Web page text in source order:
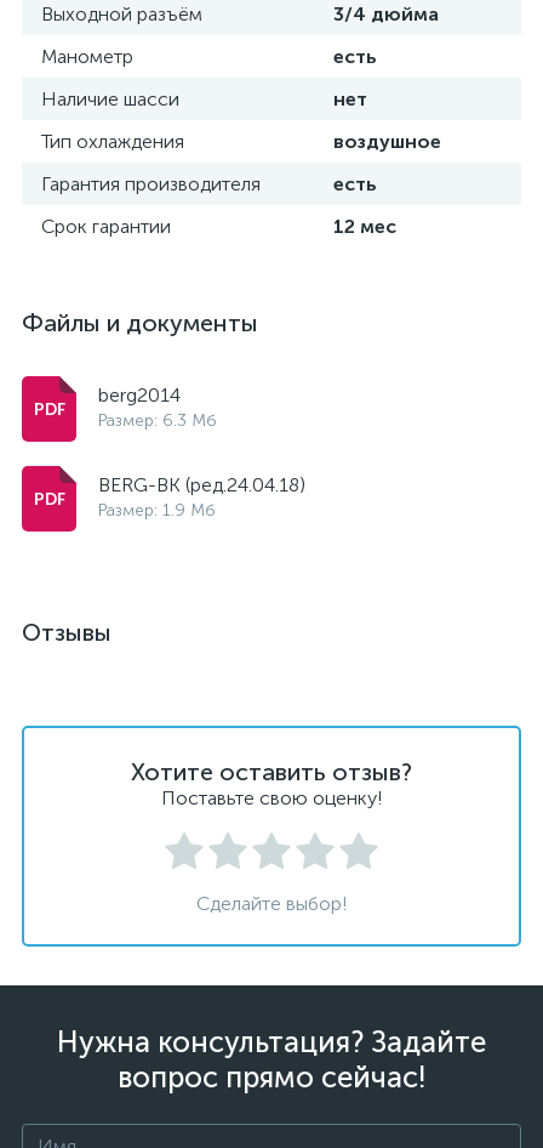
Выходной разъём
3/4 дюйма
Манометр
есть
Наличие шасси
нет
Тип охлаждения
воздушное
Гарантия производителя
есть
Срок гарантии
12 мес
Файлы и документы
berg2014
Размер: 6.3 Мб
BERG-ВК (ред.24.04.18)
Размер: 1.9 Мб
Отзывы
Хотите оставить отзыв?
Поставьте свою оценку!
Сделайте выбор!
Нужна консультация? Задайте
вопрос прямо сейчас!